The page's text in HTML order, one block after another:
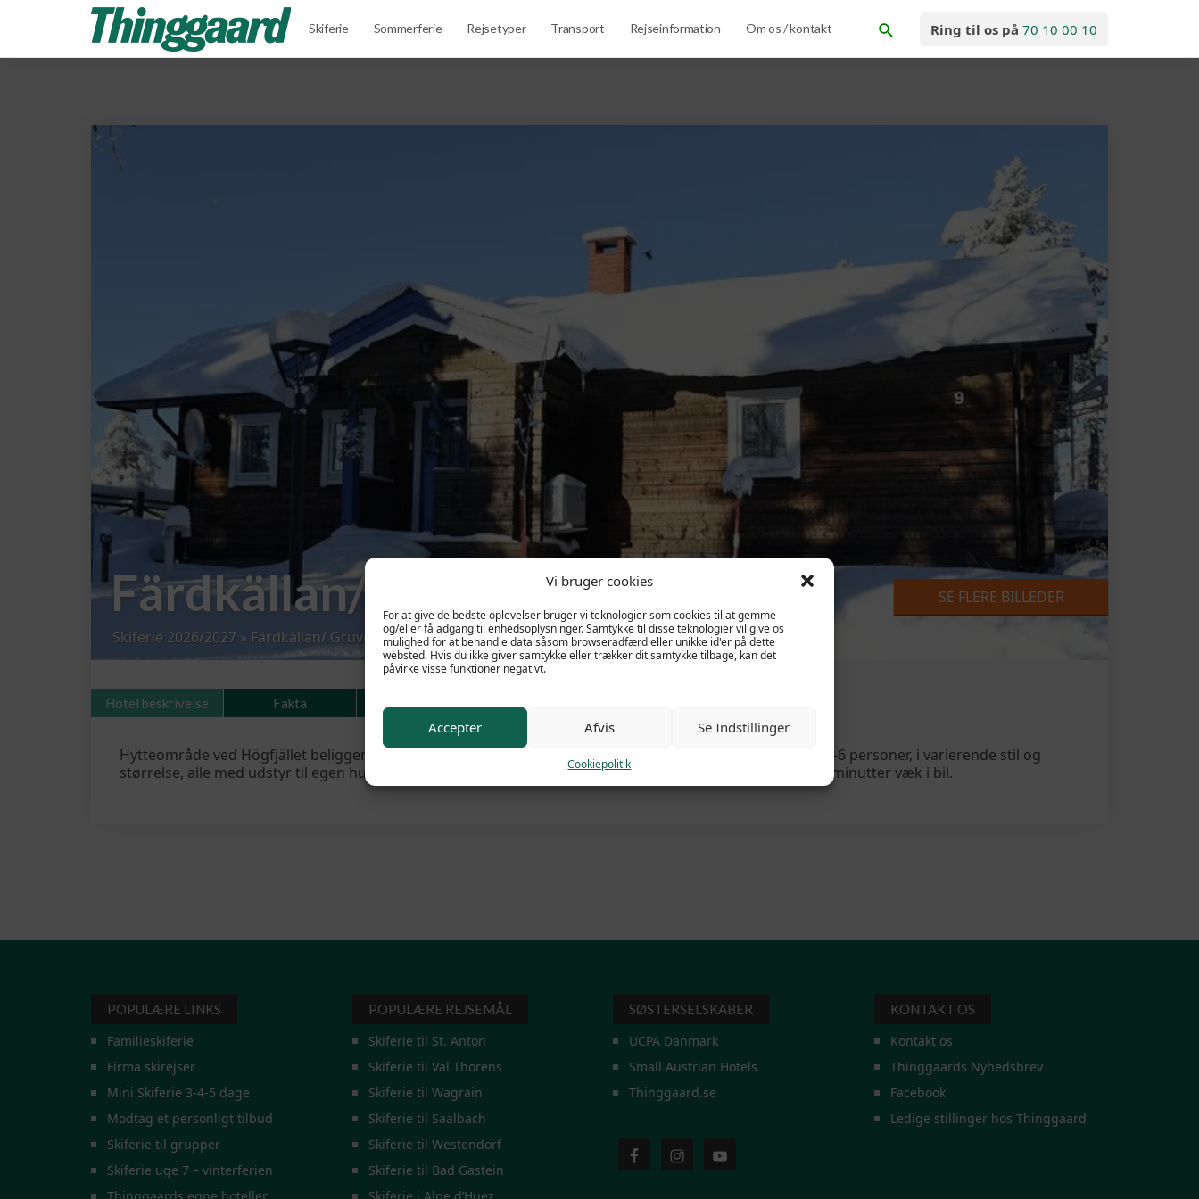
Vi bruger cookies
For at give de bedste oplevelser bruger vi teknologier som cookies til at gemme
og/eller få adgang til enhedsoplysninger. Samtykke til disse teknologier vil give os
mulighed for at behandle data såsom browseradfærd eller unikke id'er på dette
websted. Hvis du ikke giver samtykke eller trækker dit samtykke tilbage, kan det
påvirke visse funktioner negativt.
Accepter Afvis Se Indstillinger
Cookiepolitik
Skiferie Sommerferie Rejsetyper Transport Rejseinformation Om os / kontakt Ring til os på 70 10 00 10
Färdkällan/ Gruven SE FLERE BILLEDER
Skiferie 2026/2027 » Färdkällan/ Gruven
Hotel beskrivelse Fakta
Hytteområde ved Högfjället beliggende midt på fjeldet. Her findes et stort udbud af hytter, der kan huse 2-6 personer, i varierende stil og
størrelse, alle med udstyr til egen husholdning. Högfjällshotellet, lifter og anden service ligger blot et par minutter væk i bil.
POPULÆRE LINKS
Familieskiferie
Firma skirejser
Mini Skiferie 3-4-5 dage
Modtag et personligt tilbud
Skiferie til grupper
Skiferie uge 7 – vinterferien
POPULÆRE REJSEMÅL
Skiferie til St. Anton
Skiferie til Val Thorens
Skiferie til Wagrain
Skiferie til Saalbach
Skiferie til Westendorf
Skiferie til Bad Gastein
SØSTERSELSKABER
UCPA Danmark
Small Austrian Hotels
Thinggaard.se
KONTAKT OS
Kontakt os
Thinggaards Nyhedsbrev
Facebook
Ledige stillinger hos Thinggaard